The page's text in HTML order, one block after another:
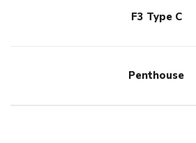
F3 Type C
Penthouse